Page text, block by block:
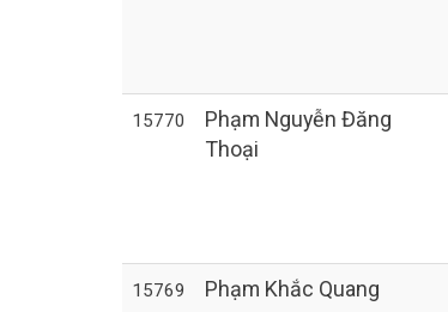
15770
Phạm Nguyễn Đăng
Thoại
15769 Phạm Khắc Quang